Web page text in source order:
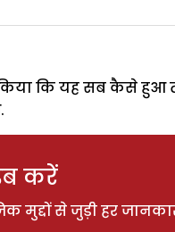
कि यह सब कैसे हुआ
करें
मुद्दों से जुड़ी हर